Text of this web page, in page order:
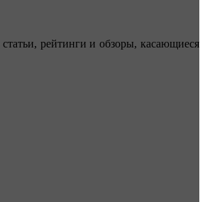
рейтинги и обзоры, касающиеся